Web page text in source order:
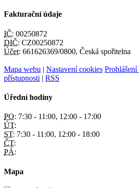
Fakturační údaje
IČ: 00250872
DIČ: CZ00250872
Účet: 661626369/0800, Česká spořitelna
Mapa webu | Nastavení cookies
přístupnosti | RSS
Úřední hodiny
PO: 7:30 - 11:00, 12:00 - 17:00
ÚT:
ST: 7:30 - 11:00, 12:00 - 18:00
ČT:
PÁ:
Mapa